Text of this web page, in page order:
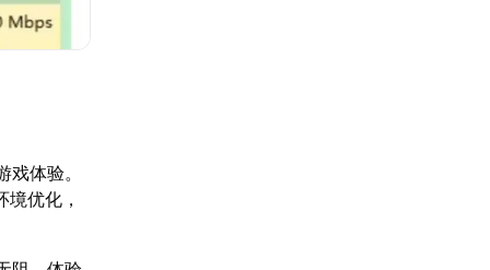
体验。
优化，